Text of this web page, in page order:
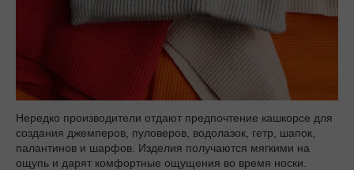
Нередко производители отдают предпочтение кашкорсе для
создания джемперов, пуловеров, водолазок, гетр, шапок,
палантинов и шарфов. Изделия получаются мягкими на
ощупь и дарят комфортные ощущения во время носки.